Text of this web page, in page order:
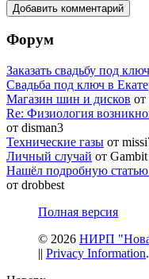
Форум
Заказать свадьбу под
Cвадьба под ключ в
Магазин шин и дисков от
Re: Физиология
от disman3
Технические газы от
Личный случай от Gambit
Нашёл подробную статью
от drobbest
Полная версия
© 2026 НИРП
|| Privacy Information.